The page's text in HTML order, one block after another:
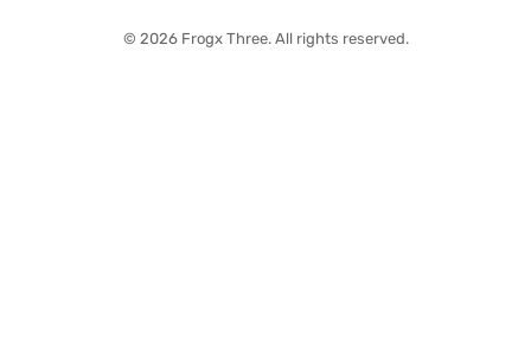
© 2026 Frogx Three. All rights reserved.